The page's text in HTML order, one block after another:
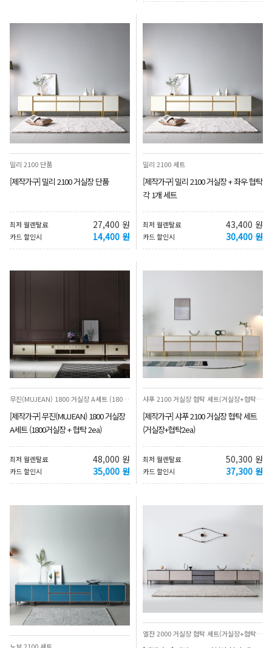
밀리 2100 단품
[제작가구] 밀리 2100 거실장 단품
최저 월렌탈료 27,400 원
카드 할인시 14,400 원
밀리 2100 세트
[제작가구] 밀리 2100 거실장 + 좌우 협탁
각 1개 세트
최저 월렌탈료 43,400 원
카드 할인시 30,400 원
무진(MUJEAN) 1800 거실장 A세트 (1800거실장 + 협탁 2ea)
[제작가구] 무진(MUJEAN) 1800 거실장
A세트 (1800거실장 + 협탁 2ea)
최저 월렌탈료 48,000 원
카드 할인시 35,000 원
샤푸 2100 거실장 협탁 세트(거실장+협탁2ea)
[제작가구] 샤푸 2100 거실장 협탁 세트
(거실장+협탁2ea)
최저 월렌탈료 50,300 원
카드 할인시 37,300 원
노보 2100 세트
엘잔 2000 거실장 협탁 세트(거실장+협탁2ea)